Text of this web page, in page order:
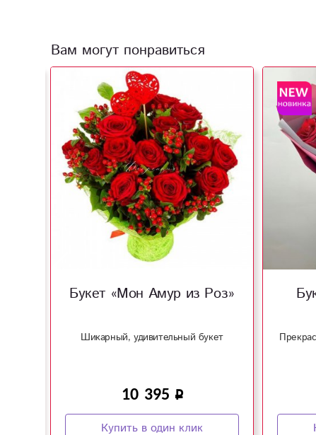
Вам могут понравиться
Букет «Мон Амур из Роз»
Шикарный, удивительный букет
10 395
Купить в один клик